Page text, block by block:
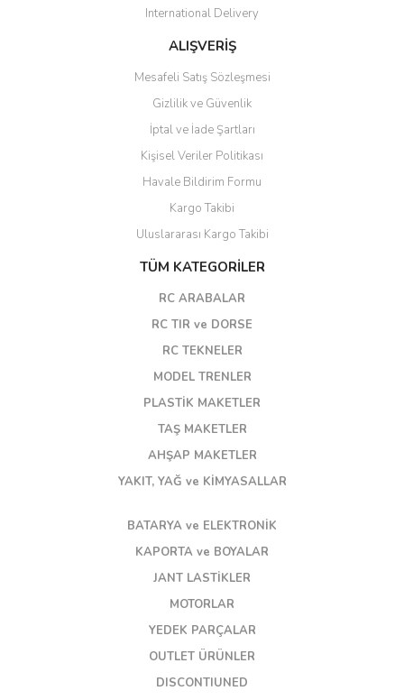
International Delivery
ALIŞVERİŞ
Mesafeli Satış Sözleşmesi
Gizlilik ve Güvenlik
İptal ve İade Şartları
Kişisel Veriler Politikası
Havale Bildirim Formu
Kargo Takibi
Uluslararası Kargo Takibi
TÜM KATEGORİLER
RC ARABALAR
RC TIR ve DORSE
RC TEKNELER
MODEL TRENLER
PLASTİK MAKETLER
TAŞ MAKETLER
AHŞAP MAKETLER
YAKIT, YAĞ ve KİMYASALLAR
BATARYA ve ELEKTRONİK
KAPORTA ve BOYALAR
JANT LASTİKLER
MOTORLAR
YEDEK PARÇALAR
OUTLET ÜRÜNLER
DISCONTIUNED